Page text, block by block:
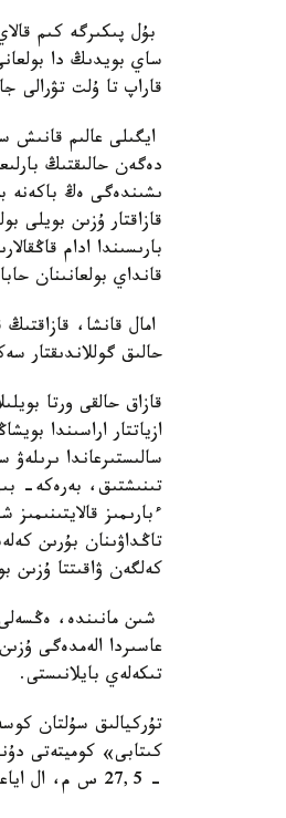
بۇل پىكىرگە كىم
ساي بويدىڭ دا
قاراپ تا ۇلت تۋرالى
ايگىلى عالىم قانىش
دەگەن حالىقتىڭ
ىشىندەگى ەڭ باكەنە
قازاقتار ۇزىن بويلى
قانداي بولعانىنان
امال قانشا،
حالىق گوللاندىقتار
قازاق حالقى ورتا
ازياتتار اراسىندا
سالىستىرعاندا
تىنىشتىق، بەرەكە-
ءبارىمىز
تاڭداۋىنان بۇرىن
كەلگەن ۋاقىتتا ۇزىن
عاسىردا الەمدەگى
تىكەلەي بايلانىستى.
تۇركيالىق سۇلتان
- 27,5 س م، ال اياعىنىڭ ولشەمى - 58 .